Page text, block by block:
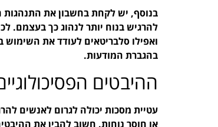
בנוסף, יש לקחת בחשבון את
להרגיש בנוח יותר לנהוג כך בעצמם.
ואפילו סלבריטאים לעודד את השימוש
בהגברת המודעות.
ההיבטים
עטיית מסכות יכולה לגרום לאנשים
או חוסר נוחות. חשוב להבין את